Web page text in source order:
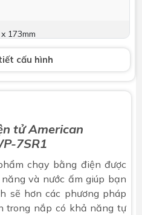
173mm
nước từ đường cấp nước
0.7L
phút
cấu hình
tửAmerican
7SR1
chạy bằng điện được
và nước ấm giúp bạn
sẽ hơn các phương pháp
trong nắp có khả năng tự